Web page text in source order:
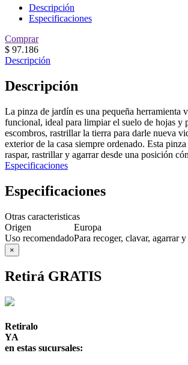
Descripción
Especificaciones
Comprar
$ 97.186
Descripción
Descripción
La pinza de jardín es una pequeña herramienta
funcional, ideal para limpiar el suelo de hojas y
escombros, rastrillar la tierra para darle nueva
exterior de la casa siempre ordenado. Esta
raspar, rastrillar y agarrar desde una posición
Especificaciones
Especificaciones
Otras caracteristicas
Origen
Europa
Uso recomendadoPara recoger, clavar, agarrar
×
Retirá GRATIS
Retiralo
YA
en estas sucursales: